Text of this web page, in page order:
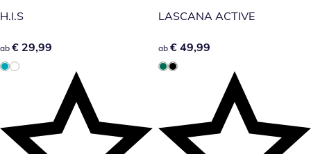
H.I.S
€ 29,99
ab € 29,99
LASCANA ACTIVE
€ 49,99
ab € 49,99